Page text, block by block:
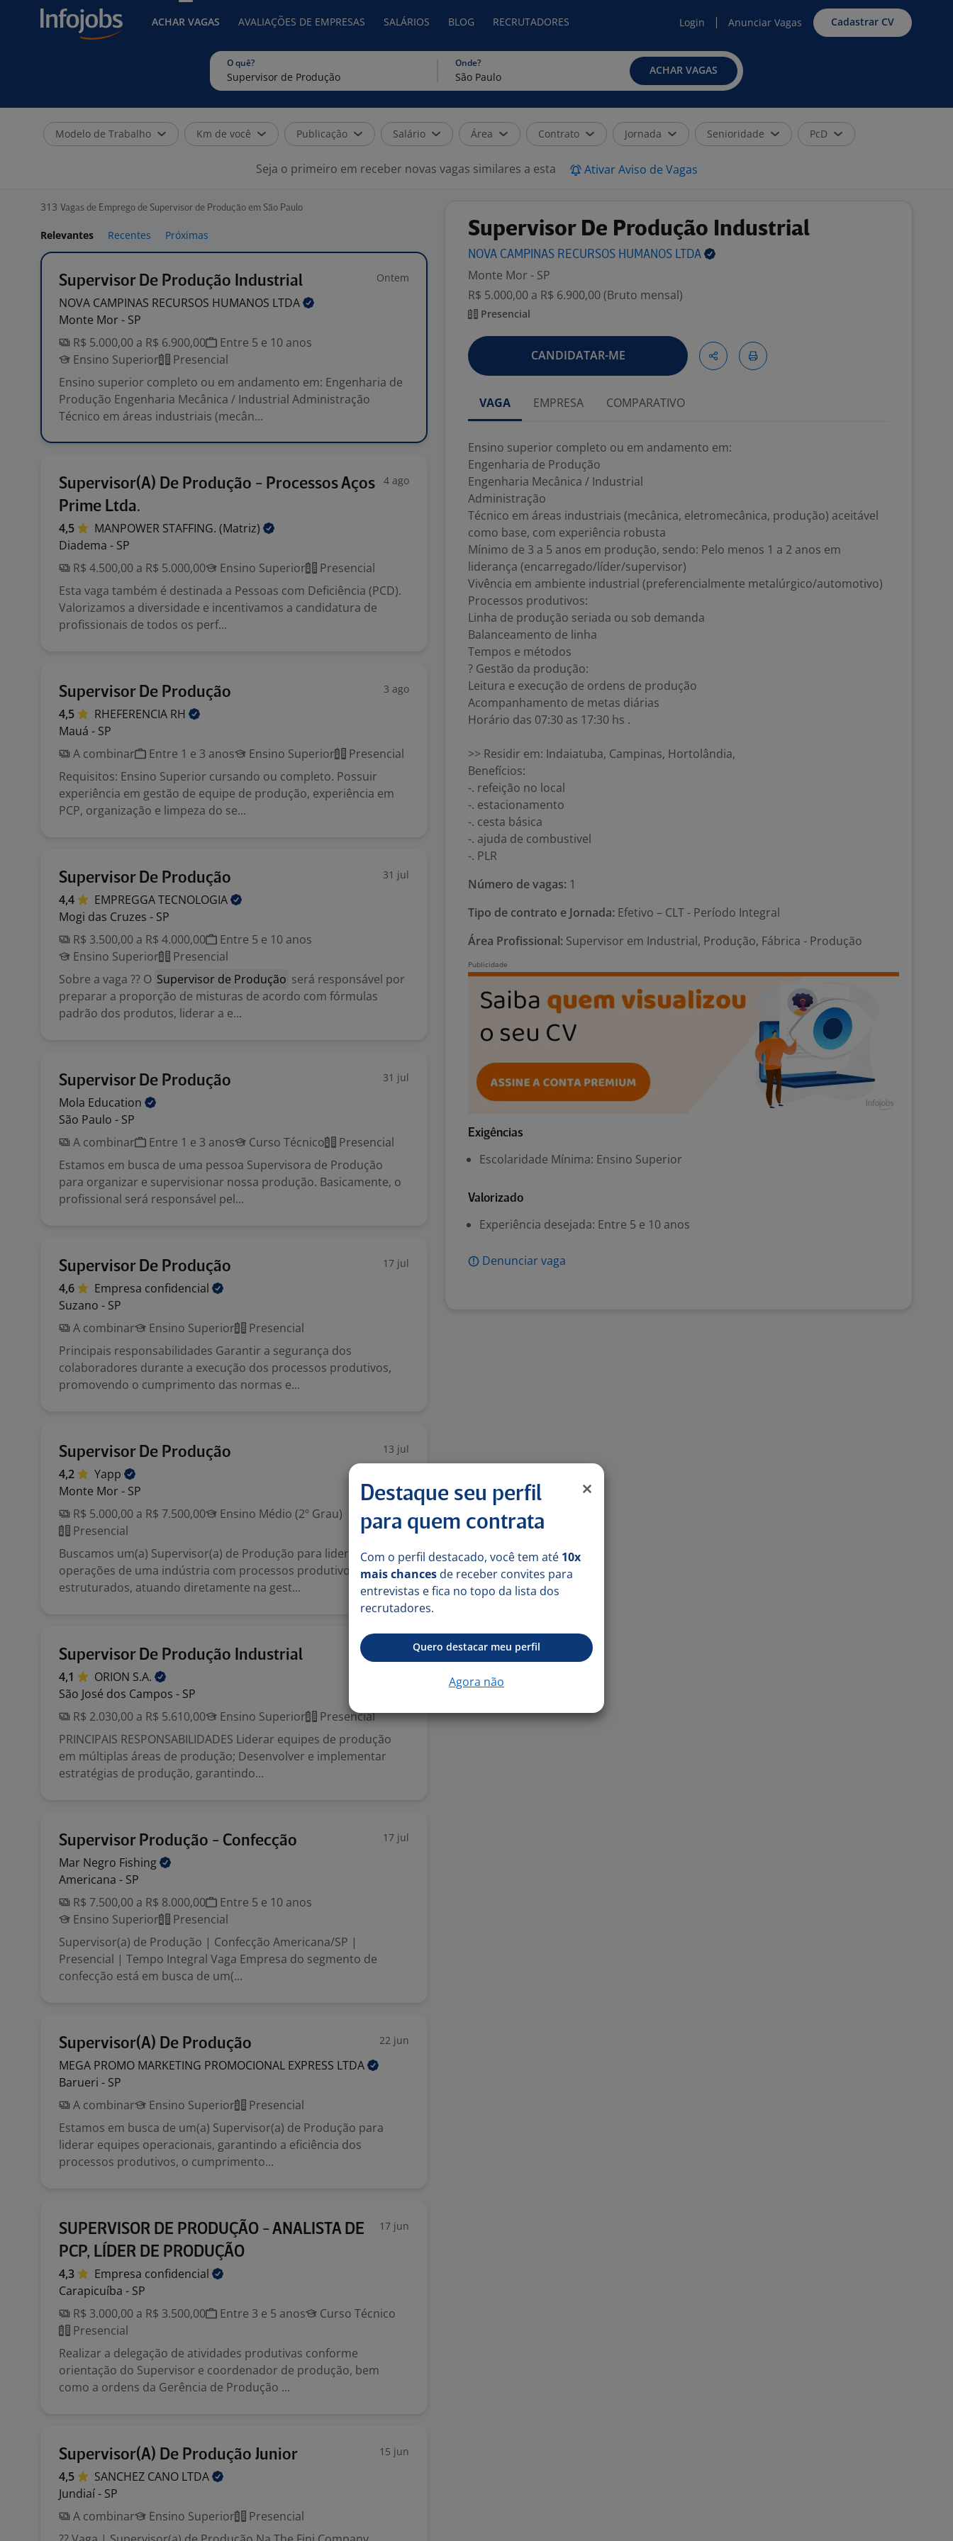
ACHAR VAGAS AVALIAÇÕES DE EMPRESAS SALÁRIOS BLOG RECRUTADORES Login Anunciar Vagas Cadastrar CV
O quê? Onde?
ACHAR VAGAS
Modelo de Trabalho Km de você Publicação Salário Área Contrato Jornada Senioridade PcD
Seja o primeiro em receber novas vagas similares a esta Ativar Aviso de Vagas
313 Vagas de Emprego de Supervisor de Produção em São Paulo
Relevantes Recentes Próximas
Supervisor De Produção Industrial Ontem
NOVA CAMPINAS RECURSOS HUMANOS LTDA
Monte Mor - SP
R$ 5.000,00 a R$ 6.900,00
Entre 5 e 10 anos
Ensino Superior
Presencial
Ensino superior completo ou em andamento em: Engenharia de
Produção Engenharia Mecânica / Industrial Administração
Técnico em áreas industriais (mecân...
Supervisor(A) De Produção - Processos Aços
Prime Ltda.
4 ago
4,5 MANPOWER STAFFING. (Matriz)
Diadema - SP
R$ 4.500,00 a R$ 5.000,00
Ensino Superior
Presencial
Esta vaga também é destinada a Pessoas com Deficiência (PCD).
Valorizamos a diversidade e incentivamos a candidatura de
profissionais de todos os perf...
Supervisor De Produção 3 ago
4,5 RHEFERENCIA RH
Mauá - SP
A combinar
Entre 1 e 3 anos Ensino Superior
Presencial
Requisitos: Ensino Superior cursando ou completo. Possuir
experiência em gestão de equipe de produção, experiência em
PCP, organização e limpeza do se...
Supervisor De Produção 31 jul
4,4 EMPREGGATECNOLOGIA
Mogi das Cruzes - SP
R$ 3.500,00 a R$ 4.000,00
Entre 5 e 10 anos
Ensino Superior
Presencial
Sobre a vaga ?? O Supervisor de Produção será responsável por
preparar a proporção de misturas de acordo com fórmulas
padrão dos produtos, liderar a e...
Supervisor De Produção 31 jul
Mola Education
São Paulo - SP
A combinar
Entre 1 e 3 anos Curso Técnico
Presencial
Estamos em busca de uma pessoa Supervisora de Produção
para organizar e supervisionar nossa produção. Basicamente, o
profissional será responsável pel...
Supervisor De Produção 17 jul
4,6 Empresa confidencial
Suzano - SP
A combinar
Ensino Superior
Presencial
Principais responsabilidades Garantir a segurança dos
colaboradores durante a execução dos processos produtivos,
promovendo o cumprimento das normas e...
Supervisor De Produção 13 jul
4,2
Yapp
Monte Mor - SP
R$ 5.000,00 a R$ 7.500,00
Ensino Médio (2º Grau)
Presencial
Buscamos um(a) Supervisor(a) de Produção para liderar as
operações de uma indústria com processos produtivos
estruturados, atuando diretamente na gest...
Supervisor De Produção Industrial
4,1 ORION S.A.
São José dos Campos - SP
R$ 2.030,00 a R$ 5.610,00
Ensino Superior
Presencial
PRINCIPAIS RESPONSABILIDADES Liderar equipes de produção
em múltiplas áreas de produção; Desenvolver e implementar
estratégias de produção, garantindo...
Supervisor Produção - Confecção 17 jul
Mar Negro Fishing
Americana - SP
R$ 7.500,00 a R$ 8.000,00
Entre 5 e 10 anos
Ensino Superior
Presencial
Supervisor(a) de Produção | Confecção Americana/SP |
Presencial | Tempo Integral Vaga Empresa do segmento de
confecção está em busca de um(...
Supervisor(A) De Produção 22 jun
MEGA PROMO MARKETING PROMOCIONAL EXPRESS LTDA
Barueri - SP
A combinar
Ensino Superior
Presencial
Estamos em busca de um(a) Supervisor(a) de Produção para
liderar equipes operacionais, garantindo a eficiência dos
processos produtivos, o cumprimento...
SUPERVISOR DE PRODUÇÃO - ANALISTA DE
PCP, LÍDER DE PRODUÇÃO
17 jun
4,3 Empresa confidencial
Carapicuíba - SP
R$ 3.000,00 a R$ 3.500,00
Entre 3 e 5 anos
Curso Técnico
Presencial
Realizar a delegação de atividades produtivas conforme
orientação do Supervisor e coordenador de produção, bem
como a ordens da Gerência de Produção ...
Supervisor(A) De Produção Junior 15 jun
4,5 SANCHEZ CANO LTDA
Jundiaí - SP
A combinar
Ensino Superior
Presencial
Supervisor De Produção Industrial
NOVA CAMPINAS RECURSOS HUMANOS LTDA
Monte Mor - SP
R$ 5.000,00 a R$ 6.900,00 (Bruto mensal)
Presencial
CANDIDATAR-ME
VAGA EMPRESA COMPARATIVO
Ensino superior completo ou em andamento em:
Engenharia de Produção
Engenharia Mecânica / Industrial
Administração
Técnico em áreas industriais (mecânica, eletromecânica, produção) aceitável
como base, com experiência robusta
Mínimo de 3 a 5 anos em produção, sendo: Pelo menos 1 a 2 anos em
liderança (encarregado/líder/supervisor)
Vivência em ambiente industrial (preferencialmente metalúrgico/automotivo)
Processos produtivos:
Linha de produção seriada ou sob demanda
Balanceamento de linha
Tempos e métodos
? Gestão da produção:
Leitura e execução de ordens de produção
Acompanhamento de metas diárias
Horário das 07:30 as 17:30 hs .
>> Residir em: Indaiatuba, Campinas, Hortolândia,
Benefícios:
-. refeição no local
-. estacionamento
-. cesta básica
-. ajuda de combustivel
-. PLR
Número de vagas: 1
Tipo de contrato e Jornada: Efetivo – CLT - Período Integral
Área Profissional: Supervisor em Industrial, Produção, Fábrica - Produção
Exigências
Escolaridade Mínima: Ensino Superior
Valorizado
Experiência desejada: Entre 5 e 10 anos
Denunciar vaga
Destaque seu perfil
para quem contrata
Com o perfil destacado, você tem até 10x
mais chances de receber convites para
entrevistas e fica no topo da lista dos
recrutadores.
Quero destacar meu perfil
Agora não